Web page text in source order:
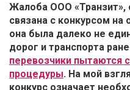
Жалоба ООО «Транзит»,
связана с конкурсом
она была далеко не
дорог и транспорта
перевозчики пытаются
процедуры. На мой
конкурс означает